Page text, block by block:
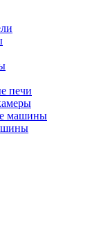
печи
машины